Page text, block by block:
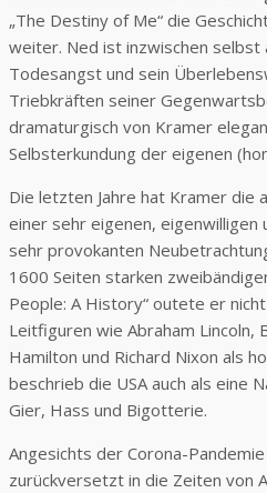
„The Destiny of Me“ die
weiter. Ned ist inzwischen selbst
Todesangst und sein
Triebkräften seiner
dramaturgisch von Kramer
Selbsterkundung der eigenen
Die letzten Jahre hat Kramer die
einer sehr eigenen, eigenwilligen
sehr provokanten
1600 Seiten starken
People: A History“ outete er
Leitfiguren wie Abraham Lincoln,
Hamilton und Richard Nixon als
beschrieb die USA auch als eine
Gier, Hass und Bigotterie.
Angesichts der Corona-
zurückversetzt in die Zeiten von